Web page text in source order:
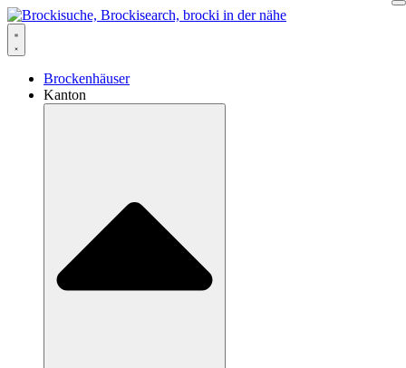
Zum
Inhalt
springen
Brockenhäuser
Kanton